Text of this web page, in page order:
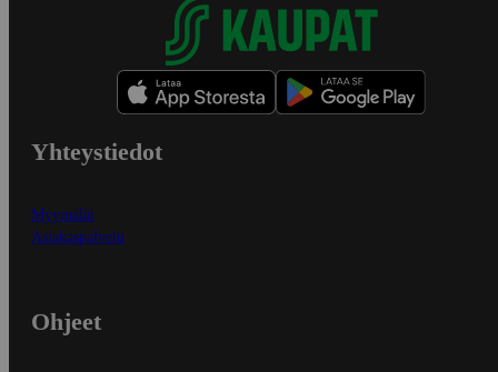
Yhteystiedot
Myymälät
Asiakaspalvelu
Ohjeet